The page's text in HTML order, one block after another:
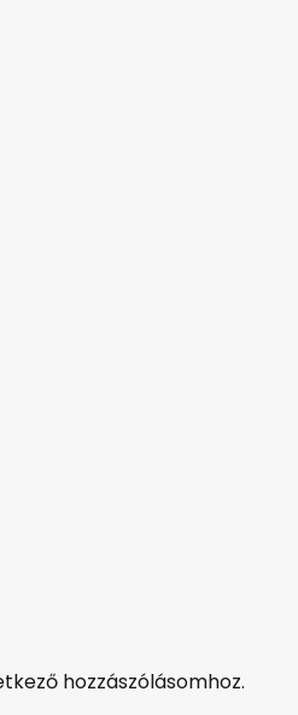
hozzászólásomhoz.